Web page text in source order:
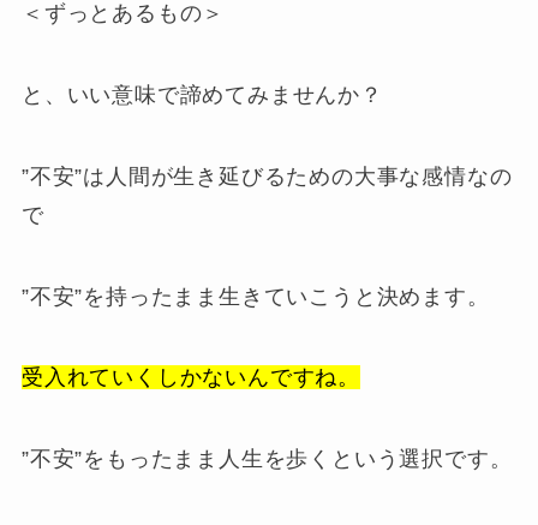
＜ずっとあるもの＞
と、いい意味で諦めてみませんか？
”不安”は人間が生き延びるための大事な感情なの
で
”不安”を持ったまま生きていこうと決めます。
受入れていくしかないんですね。
”不安”をもったまま人生を歩くという選択です。